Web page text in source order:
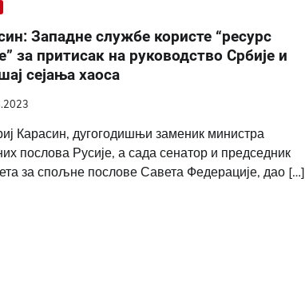
Западне службе користе “ресурс
за притисак на руководство Србије и
сејања хаоса
Карасин, дугогодишњи заменик министра
послова Русије, а сада сенатор и председник
за спољне послове Савета Федерације, дао […]